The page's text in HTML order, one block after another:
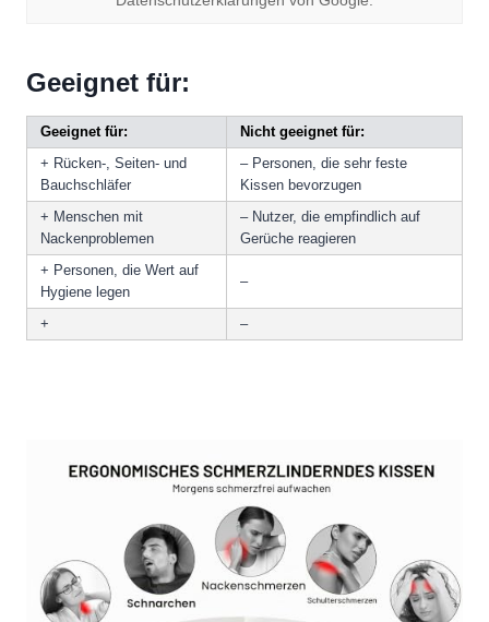
Geeignet für:
Geeignet für:
Nicht geeignet für:
+ Rücken-, Seiten- und
Bauchschläfer
– Personen, die sehr feste
Kissen bevorzugen
+ Menschen mit
Nackenproblemen
– Nutzer, die empfindlich auf
Gerüche reagieren
+ Personen, die Wert auf
Hygiene legen
–
+ –